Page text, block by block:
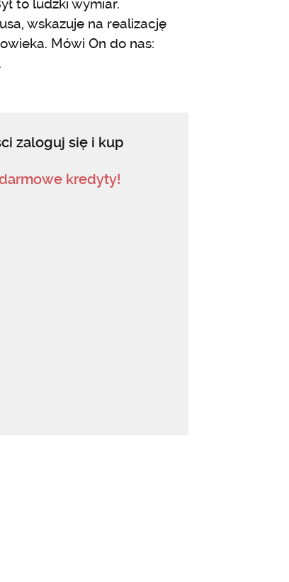
to ludzki wymiar.
wskazuje na realizację
Mówi On do nas:
zaloguj się i kup
kredyty!